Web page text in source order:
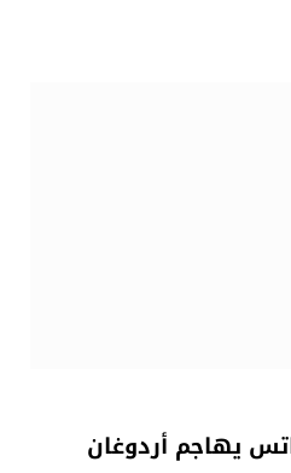
يهاجم أردوغان